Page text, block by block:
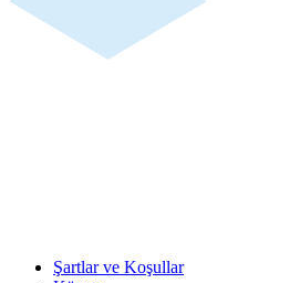
Şartlar ve Koşullar